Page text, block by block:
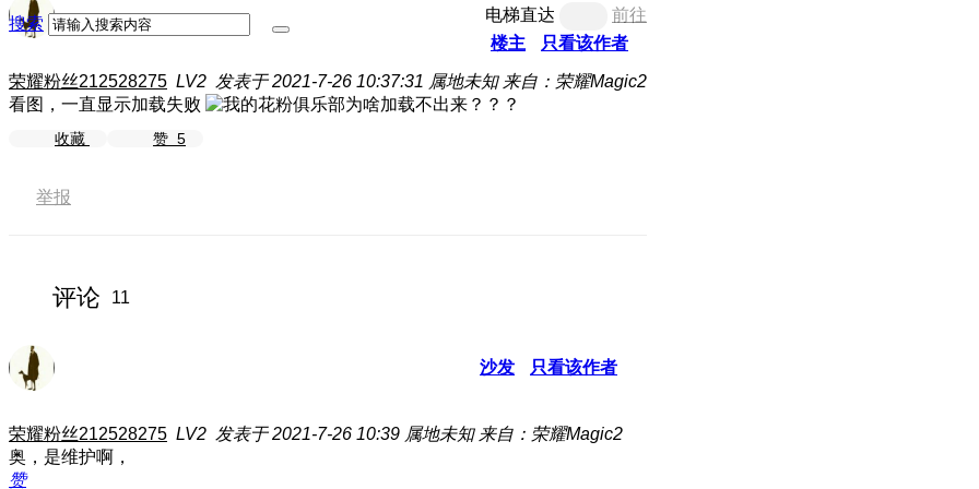
搜索 电梯直达
前往
楼主
只看该作者
荣耀粉丝212528275 LV2 发表于 2021-7-26 10:37:31 属地未知 来自：荣耀Magic2
看图，一直显示加载失败
收藏 赞 5
举报
评论 11
沙发 只看该作者
荣耀粉丝212528275 LV2 发表于 2021-7-26 10:39 属地未知 来自：荣耀Magic2
奥，是维护啊，
赞